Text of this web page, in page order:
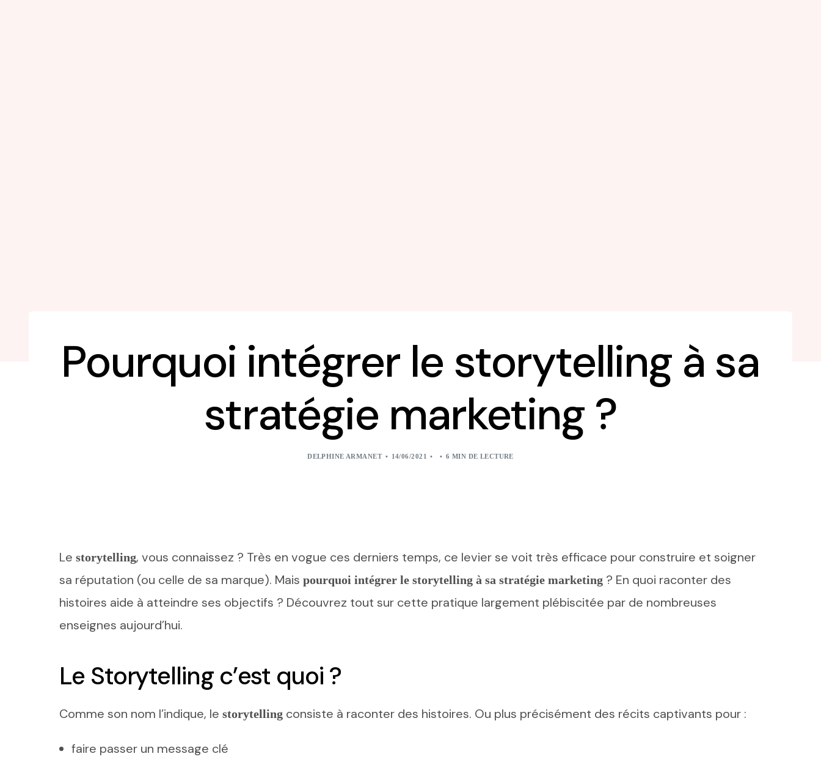
Pourquoi intégrer le storytelling à sa
stratégie marketing ?
DELPHINE ARMANET 14/06/2021 6 MIN DE LECTURE
Le storytelling, vous connaissez ? Très en vogue ces derniers temps, ce levier se voit très efficace pour construire et soigner
sa réputation (ou celle de sa marque). Mais pourquoi intégrer le storytelling à sa stratégie marketing ? En quoi raconter des
histoires aide à atteindre ses objectifs ? Découvrez tout sur cette pratique largement plébiscitée par de nombreuses
enseignes aujourd’hui.
Le Storytelling c’est quoi ?
Comme son nom l’indique, le storytelling consiste à raconter des histoires. Ou plus précisément des récits captivants pour :
faire passer un message clé